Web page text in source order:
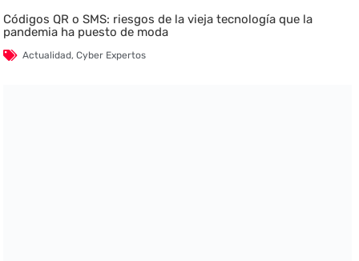
Códigos QR o SMS: riesgos de la vieja tecnología que la
pandemia ha puesto de moda
Actualidad,Cyber Expertos